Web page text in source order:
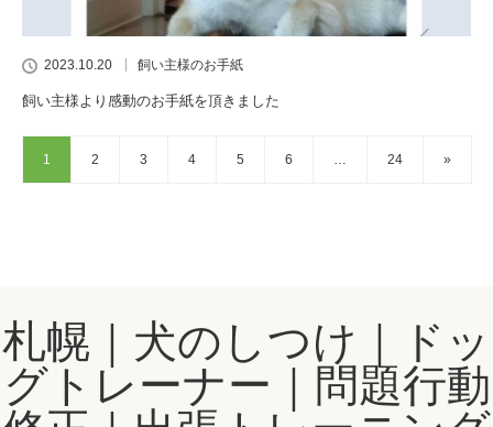
2023.10.20 飼い主様のお手紙
飼い主様より感動のお手紙を頂きました
1 2 3 4 5 6 … 24 »
札幌｜犬のしつけ｜ドッ
グトレーナー｜問題行動